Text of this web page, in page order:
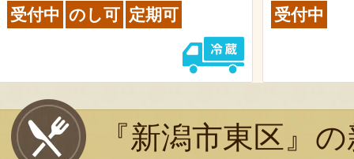
受付中 のし可 定期可 受付中
『新潟市東区』